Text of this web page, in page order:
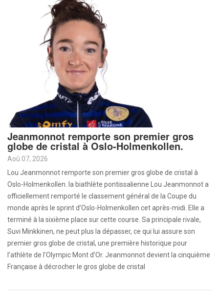
Jeanmonnot remporte son premier gros
globe de cristal à Oslo-Holmenkollen.
Aoû 07, 2026
Lou Jeanmonnot remporte son premier gros globe de cristal à
Oslo-Holmenkollen. la biathlète pontissalienne Lou Jeanmonnot a
officiellement remporté le classement général de la Coupe du
monde après le sprint d’Oslo-Holmenkollen cet après-midi. Elle a
terminé à la sixième place sur cette course. Sa principale rivale,
Suvi Minkkinen, ne peut plus la dépasser, ce qui lui assure son
premier gros globe de cristal, une première historique pour
l’athlète de l’Olympic Mont d’Or. Jeanmonnot devient la cinquième
Française à décrocher le gros globe de cristal